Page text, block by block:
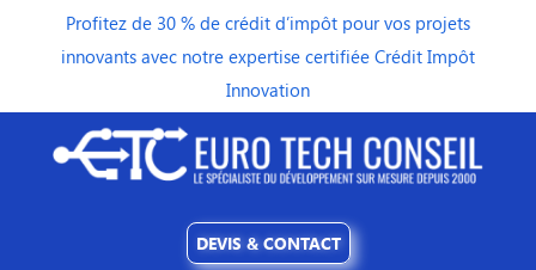
Profitez de 30 % de crédit d’impôt pour vos projets
innovants avec notre expertise certifiée Crédit Impôt
Innovation
DEVIS & CONTACT